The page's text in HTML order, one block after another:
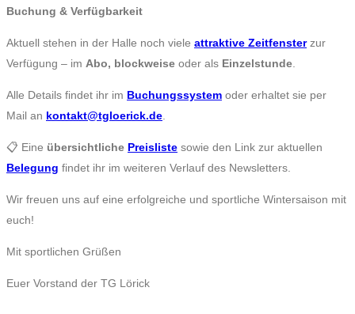
Buchung & Verfügbarkeit
Aktuell stehen in der Halle noch viele attraktive Zeitfensterzur
Verfügung – im Abo, blockweise oder als Einzelstunde
Alle Details findet ihr im Buchungssystem oder erhaltet sie per
Mail an kontakt@tgloerick.de
📋 Eine übersichtliche Preisliste sowie den Link zur aktuellen
Belegung findet ihr im weiteren Verlauf des Newsletters.
Wir freuen uns auf eine erfolgreiche und sportliche Wintersaison mit
euch!
Mit sportlichen Grüßen
Euer Vorstand der TG Lörick